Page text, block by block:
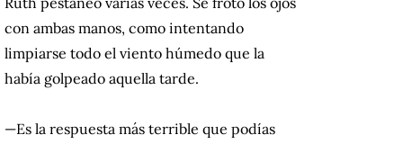
con ambas manos, como intentando
limpiarse todo el viento húmedo que la
había golpeado aquella tarde.
—Es la respuesta más terrible que podías